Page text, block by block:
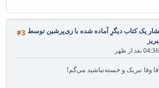
#3 یک کتاب دیگرِ آماده شده با زی‌پرشین توسط
وفا تبریک و خسته‌نباشید می‌گم!